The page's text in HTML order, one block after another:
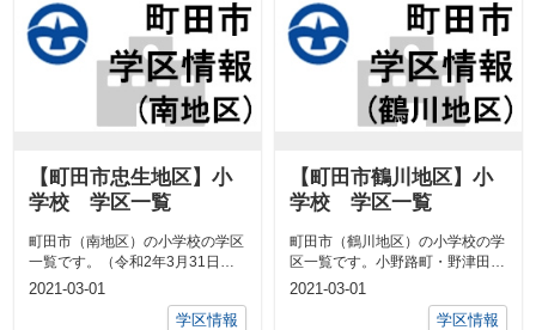
【町田市忠生地区】小
学校 学区一覧
町田市（南地区）の小学校の学区
一覧です。（令和2年3月31日現
在）金森・金森東・鶴間・南町田
2021-03-01
学区情報
【町田市鶴川地区】小
学校 学区一覧
町田市（鶴川地区）の小学校の学
区一覧です。小野路町・野津田町
鶴川第一小学校小野路町1～
2021-03-01
学区情報